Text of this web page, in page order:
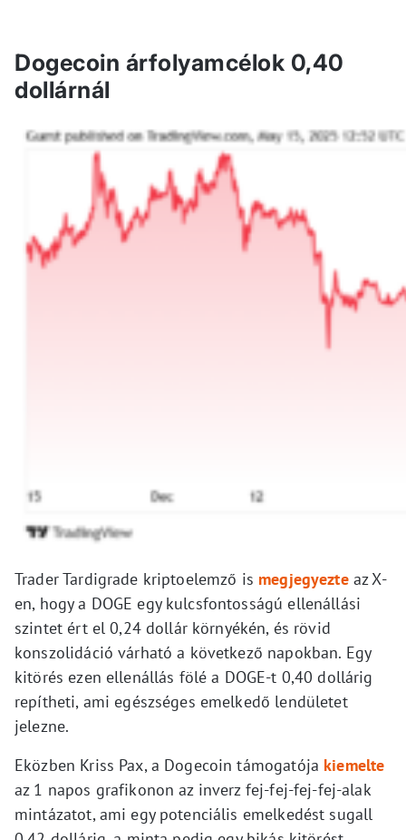
Dogecoin árfolyamcélok 0,40
dollárnál
Trader Tardigrade kriptoelemző is megjegyezteaz X-
en, hogy a DOGE egy kulcsfontosságú ellenállási
szintet ért el 0,24 dollár környékén, és rövid
konszolidáció várható a következő napokban. Egy
kitörés ezen ellenállás fölé a DOGE-t 0,40 dollárig
repítheti, ami egészséges emelkedő lendületet
jelezne.
Eközben Kriss Pax, a Dogecoin támogatója kiemelte
az 1 napos grafikonon az inverz fej-fej-fej-fej-alak
mintázatot, ami egy potenciális emelkedést sugall